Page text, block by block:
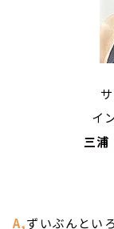
イ
三浦
A,ずいぶんとい